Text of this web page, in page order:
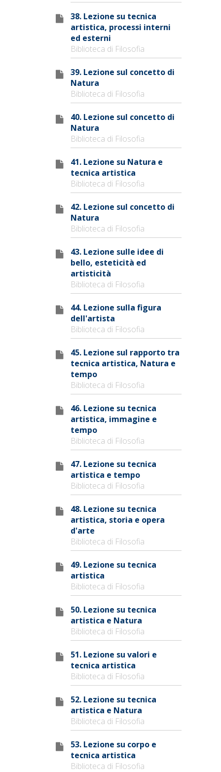
38. Lezione su tecnica
artistica, processi interni
ed esterni
Biblioteca di Filosofia
39. Lezione sul concetto di
Natura
Biblioteca di Filosofia
40. Lezione sul concetto di
Natura
Biblioteca di Filosofia
41. Lezione su Natura e
tecnica artistica
Biblioteca di Filosofia
42. Lezione sul concetto di
Natura
Biblioteca di Filosofia
43. Lezione sulle idee di
bello, esteticità ed
artisticità
Biblioteca di Filosofia
44. Lezione sulla figura
dell'artista
Biblioteca di Filosofia
45. Lezione sul rapporto tra
tecnica artistica, Natura e
tempo
Biblioteca di Filosofia
46. Lezione su tecnica
artistica, immagine e
tempo
Biblioteca di Filosofia
47. Lezione su tecnica
artistica e tempo
Biblioteca di Filosofia
48. Lezione su tecnica
artistica, storia e opera
d'arte
Biblioteca di Filosofia
49. Lezione su tecnica
artistica
Biblioteca di Filosofia
50. Lezione su tecnica
artistica e Natura
Biblioteca di Filosofia
51. Lezione su valori e
tecnica artistica
Biblioteca di Filosofia
52. Lezione su tecnica
artistica e Natura
Biblioteca di Filosofia
53. Lezione su corpo e
tecnica artistica
Biblioteca di Filosofia